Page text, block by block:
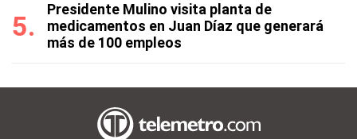
Presidente Mulino visita planta de
medicamentos en Juan Díaz que generará
más de 100 empleos